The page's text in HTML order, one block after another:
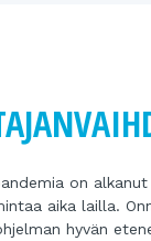
on
aika lailla.
hyvän